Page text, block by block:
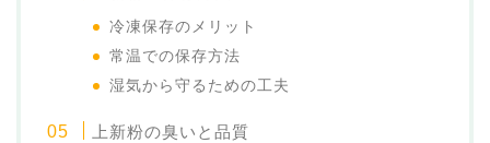
冷凍保存のメリット
常温での保存方法
湿気から守るための工夫
上新粉の臭いと品質